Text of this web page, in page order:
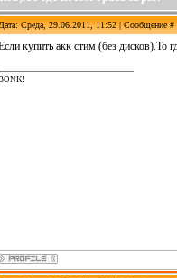
Среда, 29.06.2011, 11:52 | Сообщение #
купить акк стим (без дисков).То